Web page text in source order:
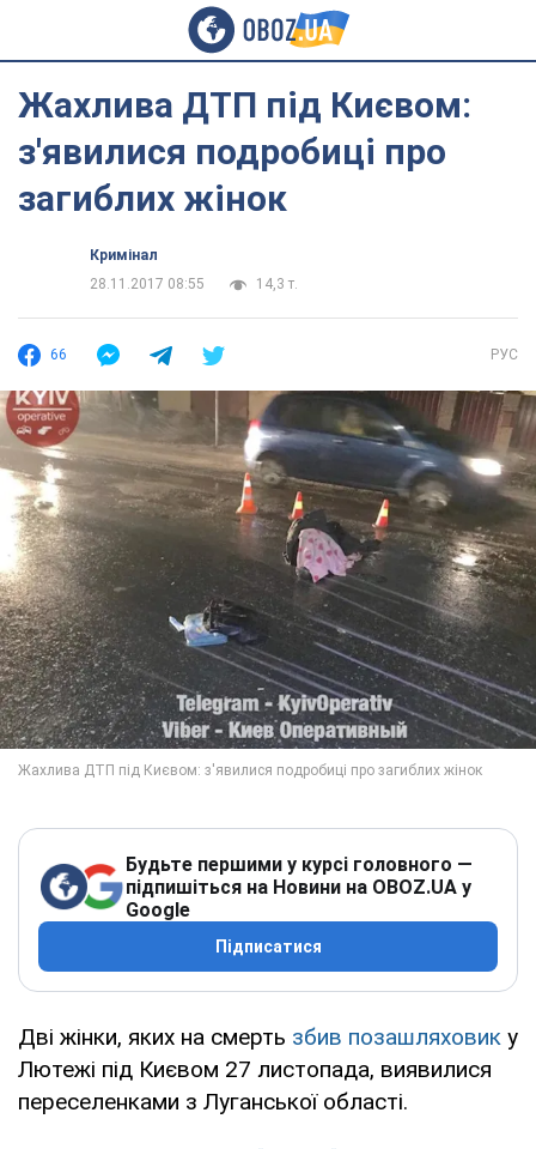
Жахлива ДТП під Києвом:
з'явилися подробиці про
загиблих жінок
Кримінал
28.11.2017 08:55
14,3 т.
66 РУС
Будьте першими у курсі головного —
підпишіться на Новини на OBOZ.UA у
Google
Підписатися
Дві жінки, яких на смерть збив позашляховик у
Лютежі під Києвом 27 листопада, виявилися
переселенками з Луганської області.